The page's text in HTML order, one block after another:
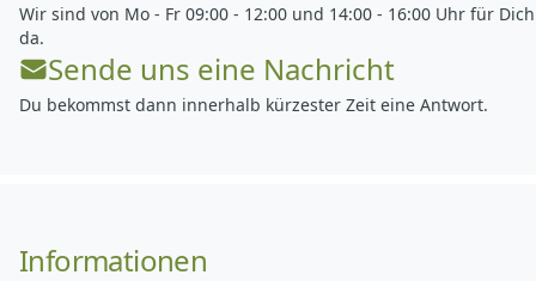
Wir sind von Mo - Fr 09:00 - 12:00 und 14:00 - 16:00 Uhr für Dich
da.
Sende uns eine Nachricht
Du bekommst dann innerhalb kürzester Zeit eine Antwort.
Informationen